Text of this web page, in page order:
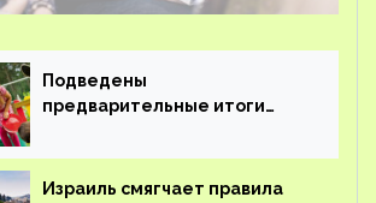
Подведены
предварительные итоги
Израиль смягчает правила